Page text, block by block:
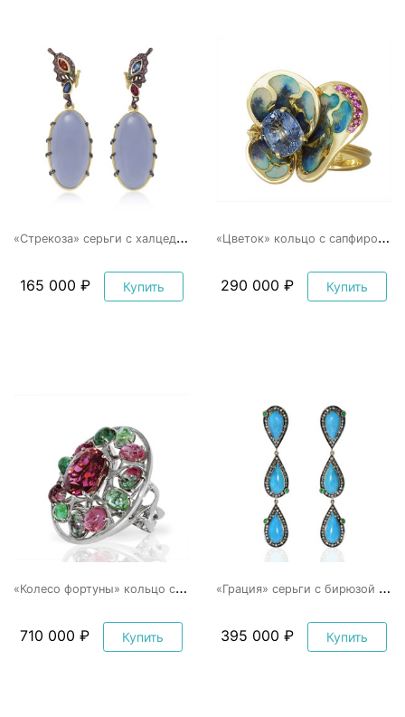
«
Стрекоза» серьги с халцедоном
165 000 ₽ Купить
«
Цветок» кольцо с сапфиром и эмалью
290 000 ₽ Купить
«
Колесо фортуны» кольцо с турмалинами
710 000 ₽ Купить
«
Грация» серьги с бирюзой и бриллиантами
395 000 ₽ Купить